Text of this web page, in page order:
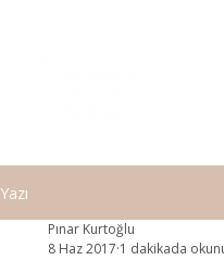
Yazı
Pınar Kurtoğlu
8 Haz 2017 1 dakikada